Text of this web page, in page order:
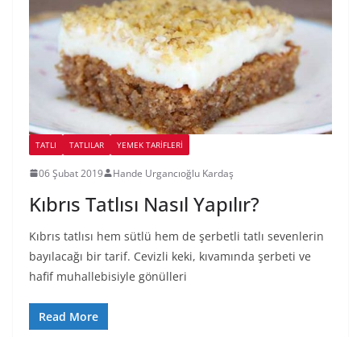
TATLI TATLILAR YEMEK TARİFLERİ
06 Şubat 2019 Hande Urgancıoğlu Kardaş
Kıbrıs Tatlısı Nasıl Yapılır?
Kıbrıs tatlısı hem sütlü hem de şerbetli tatlı sevenlerin
bayılacağı bir tarif. Cevizli keki, kıvamında şerbeti ve
hafif muhallebisiyle gönülleri
Read More